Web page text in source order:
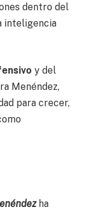
dentro del
inteligencia
y del
Menéndez,
para crecer,
ha